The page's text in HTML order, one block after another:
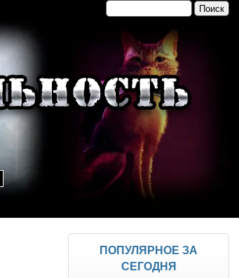
Форма поиска
Поиск
ПОПУЛЯРНОЕ ЗА
СЕГОДНЯ